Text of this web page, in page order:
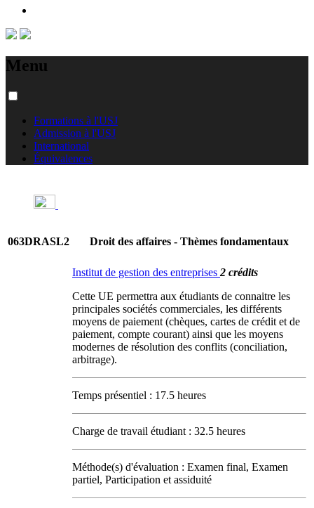
Menu
Formations à l'USJ
Admission à l'USJ
International
Équivalences
063DRASL2 Droit des affaires - Thèmes fondamentaux
Institut de gestion des entreprises 2 crédits
Cette UE permettra aux étudiants de connaitre les
principales sociétés commerciales, les différents
moyens de paiement (chèques, cartes de crédit et de
paiement, compte courant) ainsi que les moyens
modernes de résolution des conflits (conciliation,
arbitrage).
Temps présentiel : 17.5 heures
Charge de travail étudiant : 32.5 heures
Méthode(s) d'évaluation : Examen final, Examen
partiel, Participation et assiduité